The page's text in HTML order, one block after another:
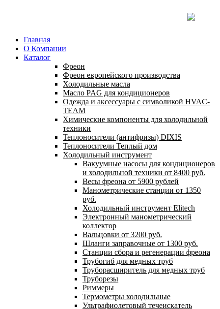
Главная
О Компании
Каталог
Фреон
Фреон европейского производства
Холодильные масла
Масло PAG для кондиционеров
Одежда и аксессуары с символикой HVAC-
TEAM
Химические компоненты для холодильной
техники
Теплоносители (антифризы) DIXIS
Теплоносители Теплый дом
Холодильный инструмент
Вакуумные насосы для кондиционеров
и холодильной техники от 8400 руб.
Весы фреона от 5900 рублей
Манометрические станции от 1350
руб.
Холодильный инструмент Elitech
Электронный манометрический
коллектор
Вальцовки от 3200 руб.
Шланги заправочные от 1300 руб.
Станции сбора и регенерации фреона
Трубогиб для медных труб
Труборасширитель для медных труб
Труборезы
Риммеры
Термометры холодильные
Ультрафиолетовый течеискатель